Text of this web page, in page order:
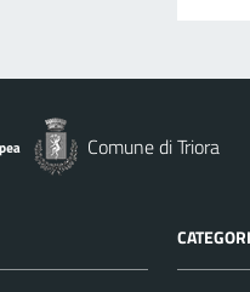
Comune di Triora